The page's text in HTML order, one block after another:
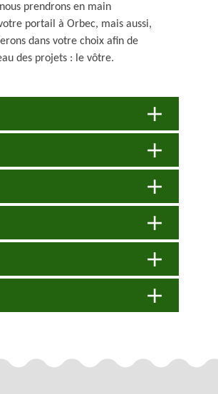
prendrons en main
portail à Orbec, mais aussi,
dans votre choix afin de
des projets : le vôtre.